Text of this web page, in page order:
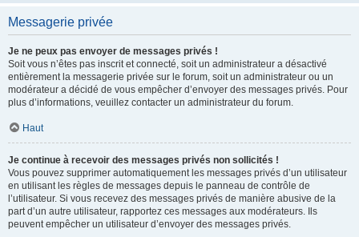
Messagerie privée
Je ne peux pas envoyer de messages privés !
Soit vous n’êtes pas inscrit et connecté, soit un administrateur a désactivé
entièrement la messagerie privée sur le forum, soit un administrateur ou un
modérateur a décidé de vous empêcher d’envoyer des messages privés. Pour
plus d’informations, veuillez contacter un administrateur du forum.
Haut
Je continue à recevoir des messages privés non sollicités !
Vous pouvez supprimer automatiquement les messages privés d’un utilisateur
en utilisant les règles de messages depuis le panneau de contrôle de
l’utilisateur. Si vous recevez des messages privés de manière abusive de la
part d’un autre utilisateur, rapportez ces messages aux modérateurs. Ils
peuvent empêcher un utilisateur d’envoyer des messages privés.